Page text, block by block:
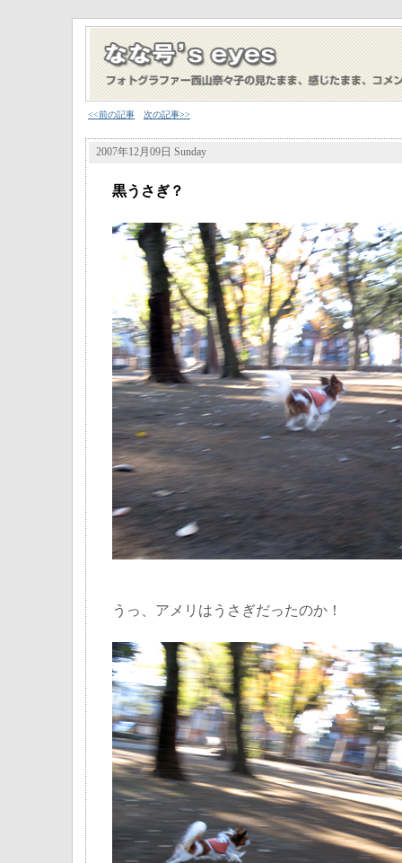
<<前の記事 次の記事>>
2007年12月09日 Sunday
黒うさぎ？
うっ、アメリはうさぎだったのか！